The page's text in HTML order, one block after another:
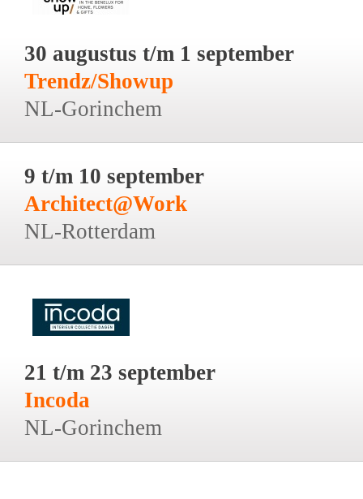
30 augustus t/m 1 september
Trendz/Showup
NL-Gorinchem
9 t/m 10 september
Architect@Work
NL-Rotterdam
21 t/m 23 september
Incoda
NL-Gorinchem